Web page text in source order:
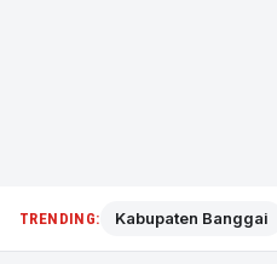
TRENDING: Kabupaten Banggai